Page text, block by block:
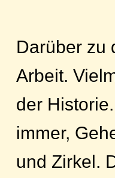
Darüber zu
Arbeit.
der
immer,
und Zirkel.